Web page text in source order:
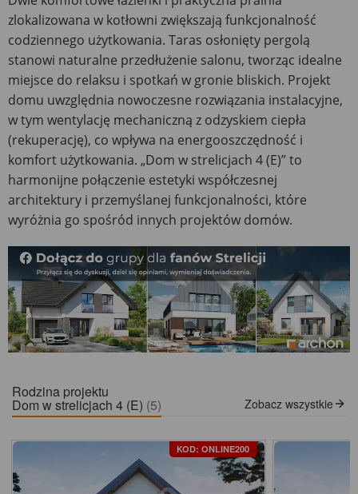
zlokalizowana w kotłowni zwiększają funkcjonalność
codziennego użytkowania. Taras osłonięty pergolą
stanowi naturalne przedłużenie salonu, tworząc idealne
miejsce do relaksu i spotkań w gronie bliskich. Projekt
domu uwzględnia nowoczesne rozwiązania instalacyjne,
w tym wentylację mechaniczną z odzyskiem ciepła
(rekuperację), co wpływa na energooszczędność i
komfort użytkowania. „Dom w strelicjach 4 (E)” to
harmonijne połączenie estetyki współczesnej
architektury i przemyślanej funkcjonalności, które
wyróżnia go spośród innych projektów domów.
Rodzina projektu
Dom w strelicjach 4 (E) (5) Zobacz wszystkie
KOD: ONLINE200